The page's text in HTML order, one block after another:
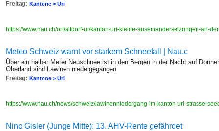
Freitag: Kantone > Uri
https://www.nau.ch/ort/altdorf-ur/kanton-uri-kleine-auseinandersetzungen-an-
Meteo Schweiz warnt vor starkem Schneefall | Nau.c
Über ein halber Meter Neuschnee ist in den Bergen in der Nacht auf
Oberland sind Lawinen niedergegangen
Freitag: Kantone > Uri
https://www.nau.ch/news/schweiz/lawinenniedergang-im-kanton-uri-strasse-
Nino Gisler (Junge Mitte): 13. AHV-Rente gefährdet